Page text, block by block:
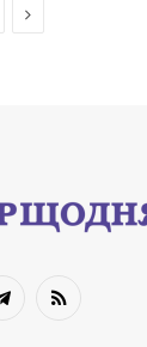
Next
TelegramRSS